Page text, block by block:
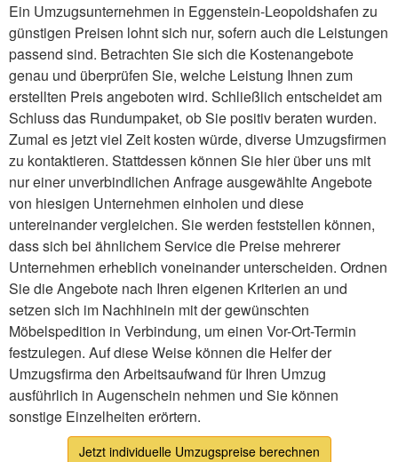
Ein Umzugsunternehmen in Eggenstein-Leopoldshafen zu
günstigen Preisen lohnt sich nur, sofern auch die Leistungen
passend sind. Betrachten Sie sich die Kostenangebote
genau und überprüfen Sie, welche Leistung Ihnen zum
erstellten Preis angeboten wird. Schließlich entscheidet am
Schluss das Rundumpaket, ob Sie positiv beraten wurden.
Zumal es jetzt viel Zeit kosten würde, diverse Umzugsfirmen
zu kontaktieren. Stattdessen können Sie hier über uns mit
nur einer unverbindlichen Anfrage ausgewählte Angebote
von hiesigen Unternehmen einholen und diese
untereinander vergleichen. Sie werden feststellen können,
dass sich bei ähnlichem Service die Preise mehrerer
Unternehmen erheblich voneinander unterscheiden. Ordnen
Sie die Angebote nach Ihren eigenen Kriterien an und
setzen sich im Nachhinein mit der gewünschten
Möbelspedition in Verbindung, um einen Vor-Ort-Termin
festzulegen. Auf diese Weise können die Helfer der
Umzugsfirma den Arbeitsaufwand für Ihren Umzug
ausführlich in Augenschein nehmen und Sie können
sonstige Einzelheiten erörtern.
Jetzt individuelle Umzugspreise berechnen